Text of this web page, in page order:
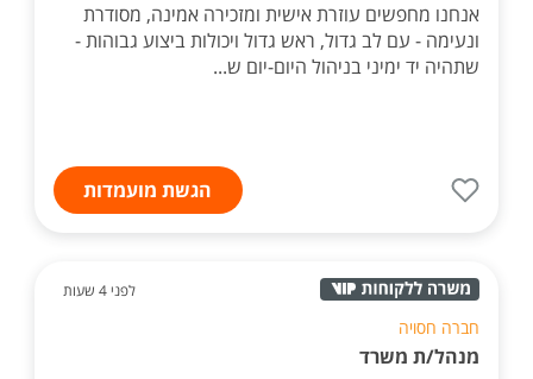
אנחנו מחפשים עוזרת אישית ומזכירה אמינה, מסודרת
ונעימה - עם לב גדול, ראש גדול ויכולות ביצוע גבוהות -
שתהיה יד ימיני בניהול היום-יום ש...
הגשת מועמדות
לפני 4 שעות
חברה חסויה
מנהל/ת משרד